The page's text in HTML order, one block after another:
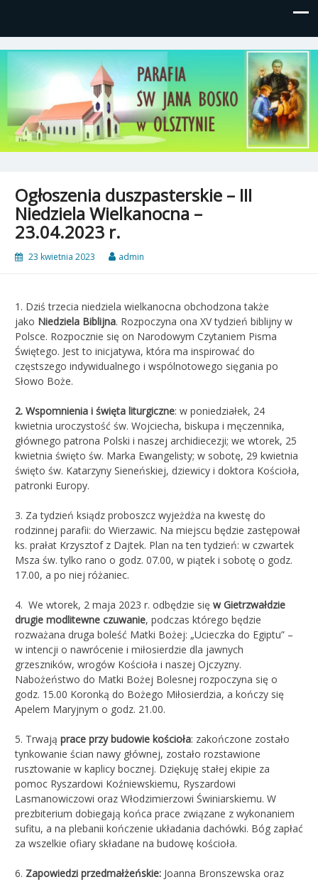
Parafia św, Jana Bosko w
Olsztynie
Gutkowo, ul. Żółkiewskiego 1
Ogłoszenia duszpasterskie – III
Niedziela Wielkanocna –
23.04.2023 r.
23 kwietnia 2023 admin
1. Dziś trzecia niedziela wielkanocna obchodzona także
jako Niedziela Biblijna. Rozpoczyna ona XV tydzień biblijny w
Polsce. Rozpocznie się on Narodowym Czytaniem Pisma
Świętego. Jest to inicjatywa, która ma inspirować do
częstszego indywidualnego i wspólnotowego sięgania po
Słowo Boże.
2. Wspomnienia i święta liturgiczne: w poniedziałek, 24
kwietnia uroczystość św. Wojciecha, biskupa i męczennika,
głównego patrona Polski i naszej archidiecezji; we wtorek, 25
kwietnia święto św. Marka Ewangelisty; w sobotę, 29 kwietnia
święto św. Katarzyny Sieneńskiej, dziewicy i doktora Kościoła,
patronki Europy.
3. Za tydzień ksiądz proboszcz wyjeżdża na kwestę do
rodzinnej parafii: do Wierzawic. Na miejscu będzie zastępował
ks. prałat Krzysztof z Dajtek. Plan na ten tydzień: w czwartek
Msza św. tylko rano o godz. 07.00, w piątek i sobotę o godz.
17.00, a po niej różaniec.
4. We wtorek, 2 maja 2023 r. odbędzie się w Gietrzwałdzie
drugie modlitewne czuwanie, podczas którego będzie
rozważana druga boleść Matki Bożej: „Ucieczka do Egiptu” –
w intencji o nawrócenie i miłosierdzie dla jawnych
grzeszników, wrogów Kościoła i naszej Ojczyzny.
Nabożeństwo do Matki Bożej Bolesnej rozpoczyna się o
godz. 15.00 Koronką do Bożego Miłosierdzia, a kończy się
Apelem Maryjnym o godz. 21.00.
5. Trwają prace przy budowie kościoła: zakończone zostało
tynkowanie ścian nawy głównej, zostało rozstawione
rusztowanie w kaplicy bocznej. Dziękuję stałej ekipie za
pomoc Ryszardowi Koźniewskiemu, Ryszardowi
Lasmanowiczowi oraz Włodzimierzowi Świniarskiemu. W
prezbiterium dobiegają końca prace związane z wykonaniem
sufitu, a na plebanii kończenie układania dachówki. Bóg zapłać
za wszelkie ofiary składane na budowę kościoła.
6. Zapowiedzi przedmałżeńskie: Joanna Bronszewska oraz